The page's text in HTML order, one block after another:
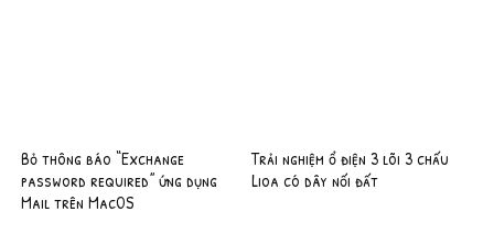
Bỏ thông báo “Exchange
password required” ứng dụng
Mail trên MacOS
Trải nghiệm ổ điện 3 lõi 3 chấu
Lioa có dây nối đất